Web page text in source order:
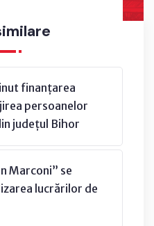
finanțarea
persoanelor
județul Bihor
Marconi” se
lucrărilor de